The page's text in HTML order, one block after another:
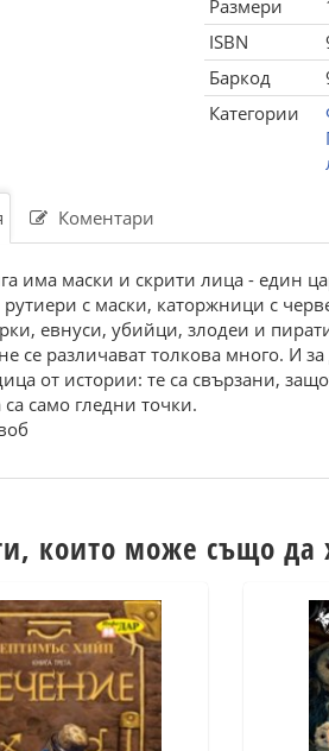
Размери
ISBN
Баркод
Категории
Коментари
има маски и скрити лица - един
с маски, каторжници с
евнуси, убийци, злодеи и
се различават толкова много. И
от истории: те са свързани,
само гледни точки.
които може също да